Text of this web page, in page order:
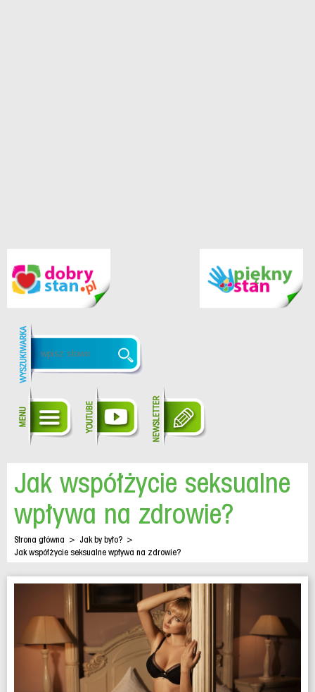
Jak współżycie seksualne
wpływa na zdrowie?
Strona główna > Jak by było? >
Jak współżycie seksualne wpływa na zdrowie?